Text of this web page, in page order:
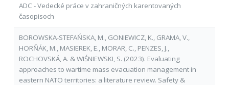
ADC - Vedecké práce v zahraničných karentovaných
časopisoch
BOROWSKA-STEFAŃSKA, M., GONIEWICZ, K., GRAMA, V.,
HORŇÁK, M., MASIEREK, E., MORAR, C., PENZES, J.,
ROCHOVSKÁ, A. & WIŚNIEWSKI, S. (2023). Evaluating
approaches to wartime mass evacuation management in
eastern NATO territories: a literature review. Safety &